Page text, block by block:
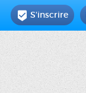
 S'inscrire